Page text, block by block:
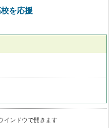
を応援
インドウで開きます